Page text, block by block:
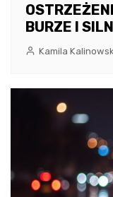
BURZE I
Kamila